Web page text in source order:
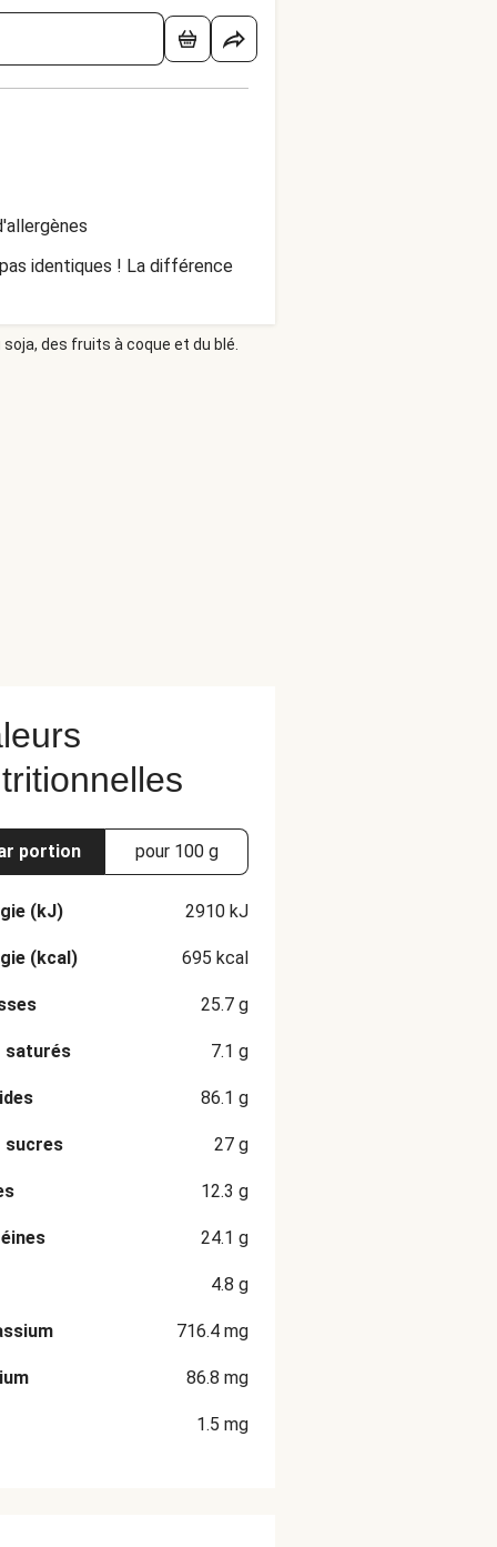
identiques ! La différence
des fruits à coque et du blé.
portion pour 100 g
(kJ) 2910 kJ
(kcal) 695 kcal
25.7 g
saturés 7.1 g
86.1 g
sucres 27 g
12.3 g
24.1 g
4.8 g
716.4 mg
86.8 mg
1.5 mg